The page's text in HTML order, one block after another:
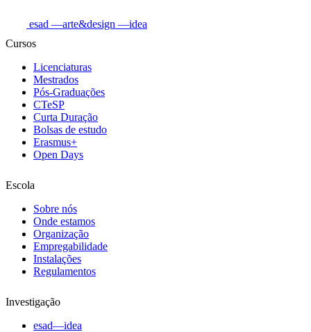
esad —arte&design —idea
Cursos
Licenciaturas
Mestrados
Pós-Graduações
CTeSP
Curta Duração
Bolsas de estudo
Erasmus+
Open Days
Escola
Sobre nós
Onde estamos
Organização
Empregabilidade
Instalações
Regulamentos
Investigação
esad—idea